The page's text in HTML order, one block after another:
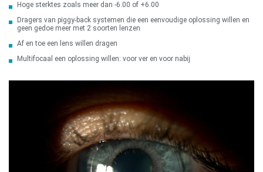
Hoge sterktes zoals meer dan -6.00 of +6.00
Dragers van piggy-back systemen die een eenvoudige oplossing willen en
geen gedoe meer met 2 soorten lenzen
Af en toe een lens willen dragen
Multifocaal een oplossing willen: voor ver en voor nabij